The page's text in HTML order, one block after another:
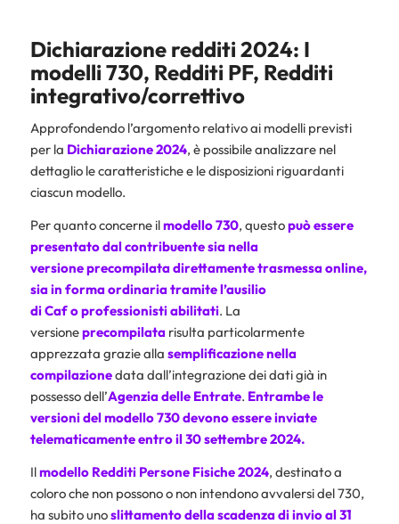
Dichiarazione redditi 2024: I
modelli 730, Redditi PF, Redditi
integrativo/correttivo
Approfondendo l’argomento relativo ai modelli previsti
per la Dichiarazione 2024, è possibile analizzare nel
dettaglio le caratteristiche e le disposizioni riguardanti
ciascun modello.
Per quanto concerne ilmodello 730, questopuò essere
presentato dal contribuente sia nella
versione precompilata direttamente trasmessa online,
sia in forma ordinaria tramite l’ausilio
diCafo professionisti abilitati. La
versioneprecompilatarisulta particolarmente
apprezzata grazie alla semplificazione nella
compilazionedata dall’integrazione dei dati già in
possesso dell’Agenzia delle Entrate. Entrambe le
versioni del modello 730 devono essere inviate
telematicamente entro il 30 settembre 2024.
Ilmodello Redditi Persone Fisiche 2024, destinato a
coloro che non possono o non intendono avvalersi del 730,
ha subito unoslittamento della scadenza di invio al31